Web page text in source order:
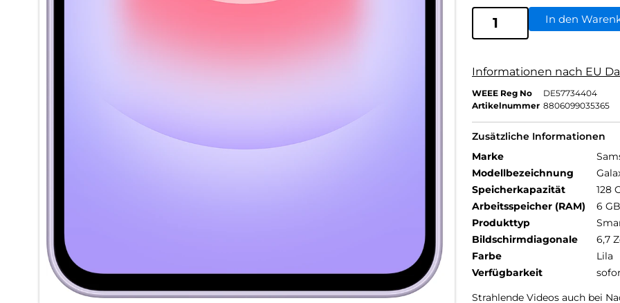
In den
Informationen nach EU
WEEE Reg No
DE57734404
Artikelnummer 8806099035365
Zusätzliche Informationen
Marke
Modellbezeichnung
Speicherkapazität
128
Arbeitsspeicher (RAM)
6 GB
Produkttyp
Bildschirmdiagonale
6,7
Farbe
Lila
Verfügbarkeit
Strahlende Videos auch bei